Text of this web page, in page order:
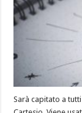
Sarà capitato a